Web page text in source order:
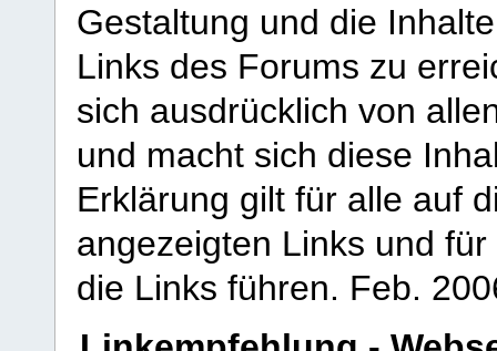
Gestaltung und die
Links des Forums zu
sich ausdrücklich von
und macht sich diese
Erklärung gilt für alle auf
angezeigten Links und
die Links führen. Feb.